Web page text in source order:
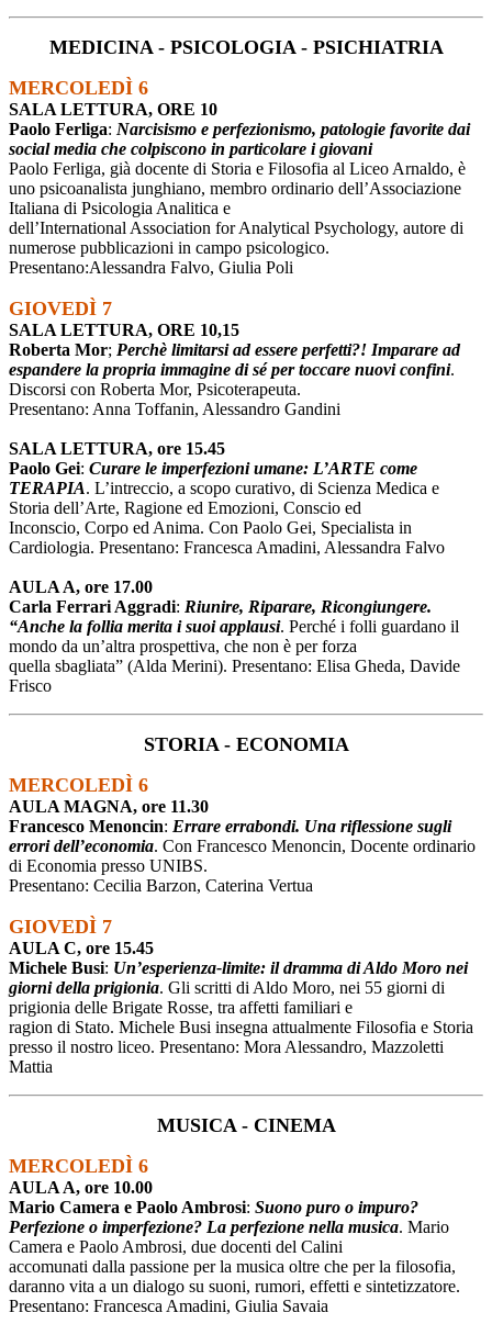
MEDICINA - PSICOLOGIA - PSICHIATRIA
MERCOLEDÌ 6
SALA LETTURA, ORE 10
Paolo Ferliga: Narcisismo e perfezionismo, patologie favorite dai
social media che colpiscono in particolare i giovani
Paolo Ferliga, già docente di Storia e Filosofia al Liceo Arnaldo, è
uno psicoanalista junghiano, membro ordinario dell’Associazione
Italiana di Psicologia Analitica e
dell’International Association for Analytical Psychology, autore di
numerose pubblicazioni in campo psicologico.
Presentano:Alessandra Falvo, Giulia Poli
GIOVEDÌ 7
SALA LETTURA, ORE 10,15
Roberta Mor; Perchè limitarsi ad essere perfetti?! Imparare ad
espandere la propria immagine di sé per toccare nuovi confini.
Discorsi con Roberta Mor, Psicoterapeuta.
Presentano: Anna Toffanin, Alessandro Gandini
SALA LETTURA, ore 15.45
Paolo Gei: Curare le imperfezioni umane: L’ARTE come
TERAPIA. L’intreccio, a scopo curativo, di Scienza Medica e
Storia dell’Arte, Ragione ed Emozioni, Conscio ed
Inconscio, Corpo ed Anima. Con Paolo Gei, Specialista in
Cardiologia. Presentano: Francesca Amadini, Alessandra Falvo
AULA A, ore 17.00
Carla Ferrari Aggradi: Riunire, Riparare, Ricongiungere.
“Anche la follia merita i suoi applausi. Perché i folli guardano il
mondo da un’altra prospettiva, che non è per forza
quella sbagliata” (Alda Merini). Presentano: Elisa Gheda, Davide
Frisco
STORIA - ECONOMIA
MERCOLEDÌ 6
AULA MAGNA, ore 11.30
Francesco Menoncin: Errare errabondi. Una riflessione sugli
errori dell’economia. Con Francesco Menoncin, Docente ordinario
di Economia presso UNIBS.
Presentano: Cecilia Barzon, Caterina Vertua
GIOVEDÌ 7
AULA C, ore 15.45
Michele Busi: Un’esperienza-limite: il dramma di Aldo Moro nei
giorni della prigionia. Gli scritti di Aldo Moro, nei 55 giorni di
prigionia delle Brigate Rosse, tra affetti familiari e
ragion di Stato. Michele Busi insegna attualmente Filosofia e Storia
presso il nostro liceo. Presentano: Mora Alessandro, Mazzoletti
Mattia
MUSICA - CINEMA
MERCOLEDÌ 6
AULA A, ore 10.00
Mario Camera e Paolo Ambrosi: Suono puro o impuro?
Perfezione o imperfezione? La perfezione nella musica. Mario
Camera e Paolo Ambrosi, due docenti del Calini
accomunati dalla passione per la musica oltre che per la filosofia,
daranno vita a un dialogo su suoni, rumori, effetti e sintetizzatore.
Presentano: Francesca Amadini, Giulia Savaia